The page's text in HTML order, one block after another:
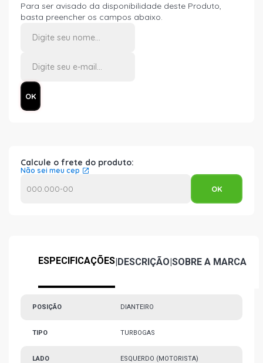
Para ser avisado da disponibilidade deste Produto,
basta preencher os campos abaixo.
Calcule o frete do produto:
Não sei meu cep
ESPECIFICAÇÕES|DESCRIÇÃO|SOBRE A MARCA
POSIÇÃO DIANTEIRO
TIPO TURBOGAS
LADO ESQUERDO (MOTORISTA)